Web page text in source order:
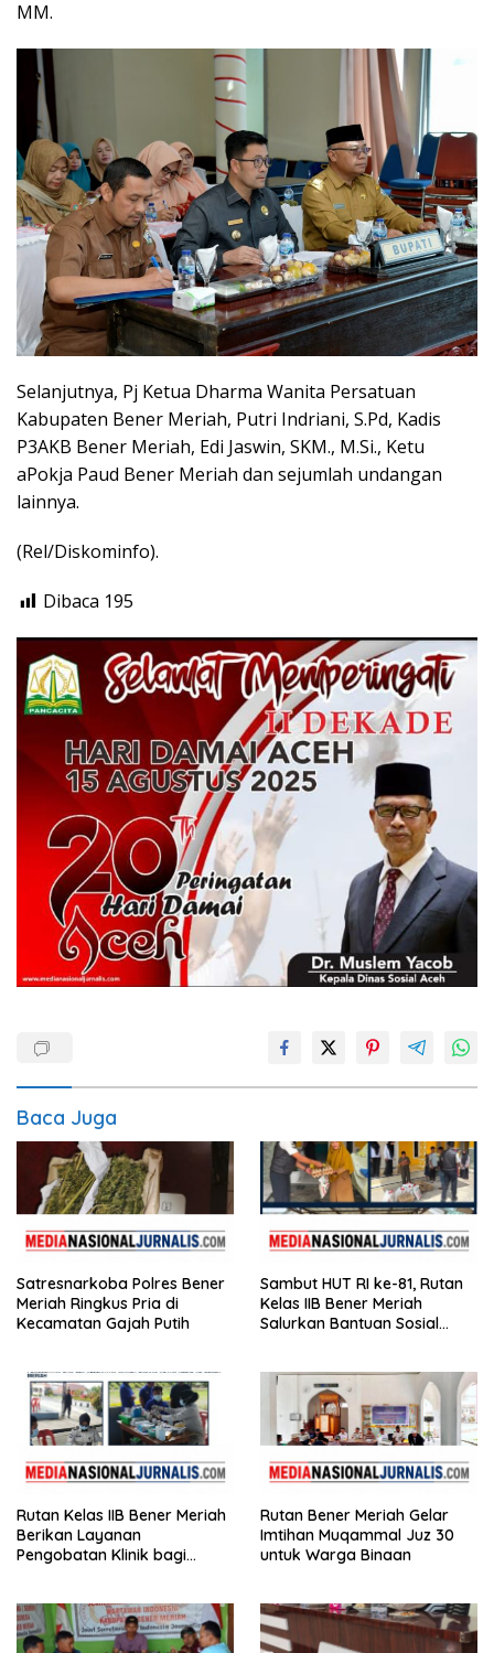
MM.
Selanjutnya, Pj Ketua Dharma Wanita Persatuan
Kabupaten Bener Meriah, Putri Indriani, S.Pd, Kadis
P3AKB Bener Meriah, Edi Jaswin, SKM., M.Si., Ketu
aPokja Paud Bener Meriah dan sejumlah undangan
lainnya.
(Rel/Diskominfo).
Dibaca 195
Baca Juga
Satresnarkoba Polres Bener
Meriah Ringkus Pria di
Kecamatan Gajah Putih
Sambut HUT RI ke-81, Rutan
Kelas IIB Bener Meriah
Salurkan Bantuan Sosial
Rutan Kelas IIB Bener Meriah
Berikan Layanan
Pengobatan Klinik bagi
Rutan Bener Meriah Gelar
Imtihan Muqammal Juz 30
untuk Warga Binaan